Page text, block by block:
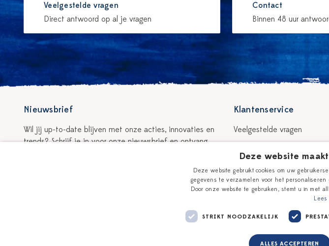
Veelgestelde vragen
Direct antwoord op al je vragen
Contact
Binnen 48 uur
Nieuwsbrief
Wil jij up-to-date blijven met onze acties, innovaties en
trends? Schrijf je in voor onze nieuwsbrief en ontvang
Klantenservice
Veelgestelde vragen
Retour & garantie
Betalen
Contact
Deze website
Deze website gebruikt cookies om uw
gegevens te verzamelen voor het
Door onze website te gebruiken, stemt u in met
Lees
STRIKT NOODZAKELIJK
ALLES ACCEPTEREN